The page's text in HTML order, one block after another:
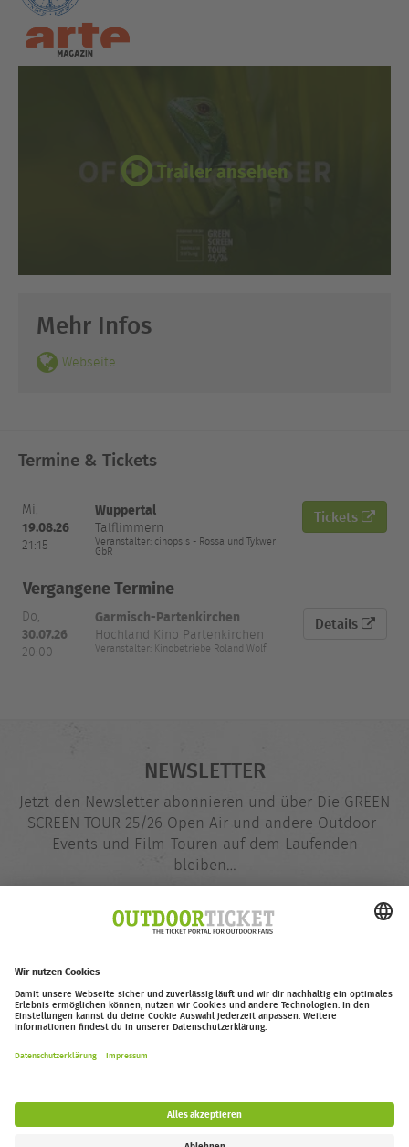
Trailer ansehen
Mehr Infos
Webseite
Termine & Tickets
Datum
und
Uhrzeit
Ort Veranstaltungsort
Mi,
19.08.26
21:15
Wuppertal
Talflimmern
Veranstalter: cinopsis - Rossa und Tykwer
GbR
Tickets
Vergangene Termine
Do,
30.07.26
20:00
Garmisch-Partenkirchen
Hochland Kino Partenkirchen
Veranstalter: Kinobetriebe Roland Wolf
Details
NEWSLETTER
Jetzt den Newsletter abonnieren und über Die GREEN
SCREEN TOUR 25/26 Open Air und andere Outdoor-
Events und Film-Touren auf dem Laufenden
bleiben…
Mail-
Adresse
outdoor-ticket.net– Ein Projekt von